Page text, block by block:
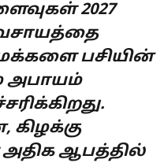
2027
மக்களை பசியின்
அபாயம்
கிழக்கு
அதிக ஆபத்தில்